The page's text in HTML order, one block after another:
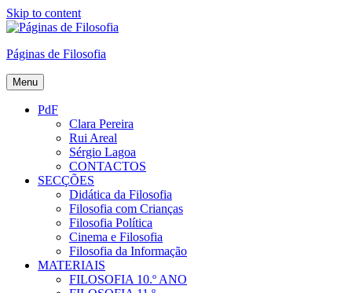
Skip to content
Páginas de Filosofia
Menu
PdF
Clara Pereira
Rui Areal
Sérgio Lagoa
CONTACTOS
SECÇÕES
Didática da Filosofia
Filosofia com Crianças
Filosofia Política
Cinema e Filosofia
Filosofia da Informação
MATERIAIS
FILOSOFIA 10.º ANO